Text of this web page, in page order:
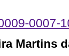
0007-
Martins